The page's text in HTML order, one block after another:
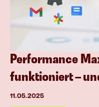
Performance
funktioniert –
11.05.2025